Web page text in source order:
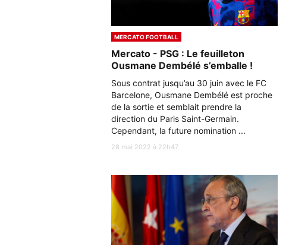
MERCATO FOOTBALL
Mercato - PSG : Le feuilleton
Ousmane Dembélé s’emballe !
Sous contrat jusqu’au 30 juin avec le FC
Barcelone, Ousmane Dembélé est proche
de la sortie et semblait prendre la
direction du Paris Saint-Germain.
Cependant, la future nomination ...
28 mai 2022 à 22h47